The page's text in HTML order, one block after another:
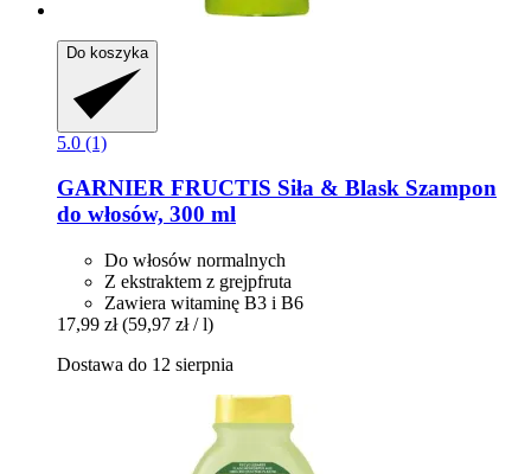
Do koszyka
5.0 (1)
GARNIER FRUCTIS Siła & Blask Szampon
do włosów, 300 ml
Do włosów normalnych
Z ekstraktem z grejpfruta
Zawiera witaminę B3 i B6
17,99 zł (59,97 zł / l)
Dostawa do 12 sierpnia